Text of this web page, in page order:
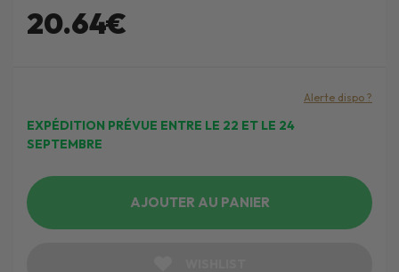
20.64€
EXPÉDITION PRÉVUE ENTRE LE 22 ET LE 24
SEPTEMBRE
Alerte dispo ?
AJOUTER AU PANIER